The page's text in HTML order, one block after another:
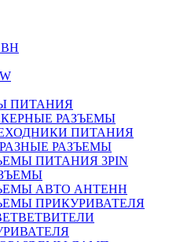
ПИТАНИЯ
РАЗЪЕМЫ
ПИТАНИЯ
РАЗЪЕМЫ
ПИТАНИЯ 3PIN
АВТО АНТЕНН
ПРИКУРИВАТЕЛЯ